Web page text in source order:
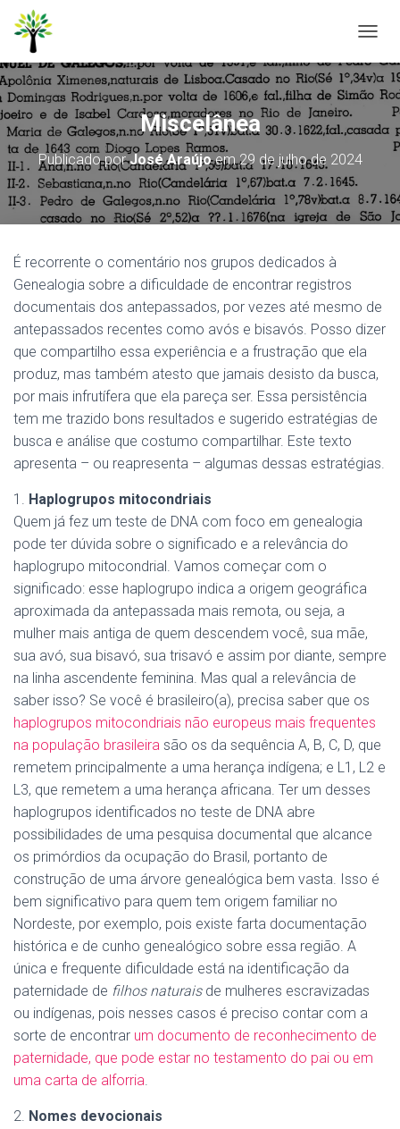
L
T
E
N
A
V
Ã
Miscelânea
Publicado porJosé Araújoem29 de julho de 2024
É recorrente o comentário nos grupos dedicados à
Genealogia sobre a dificuldade de encontrar registros
documentais dos antepassados, por vezes até mesmo de
antepassados recentes como avós e bisavós. Posso dizer
que compartilho essa experiência e a frustração que ela
produz, mas também atesto que jamais desisto da busca,
por mais infrutífera que ela pareça ser. Essa persistência
tem me trazido bons resultados e sugerido estratégias de
busca e análise que costumo compartilhar. Este texto
apresenta – ou reapresenta – algumas dessas estratégias.
1. Haplogrupos mitocondriais
Quem já fez um teste de DNA com foco em genealogia
pode ter dúvida sobre o significado e a relevância do
haplogrupo mitocondrial. Vamos começar com o
significado: esse haplogrupo indica a origem geográfica
aproximada da antepassada mais remota, ou seja, a
mulher mais antiga de quem descendem você, sua mãe,
sua avó, sua bisavó, sua trisavó e assim por diante, sempre
na linha ascendente feminina. Mas qual a relevância de
saber isso? Se você é brasileiro(a), precisa saber que os
haplogrupos mitocondriais não europeus mais frequentes
na população brasileira são os da sequência A, B, C, D, que
remetem principalmente a uma herança indígena; e L1, L2 e
L3, que remetem a uma herança africana. Ter um desses
haplogrupos identificados no teste de DNA abre
possibilidades de uma pesquisa documental que alcance
os primórdios da ocupação do Brasil, portanto de
construção de uma árvore genealógica bem vasta. Isso é
bem significativo para quem tem origem familiar no
Nordeste, por exemplo, pois existe farta documentação
histórica e de cunho genealógico sobre essa região. A
única e frequente dificuldade está na identificação da
paternidade de filhos naturaisde mulheres escravizadas
ou indígenas, pois nesses casos é preciso contar com a
sorte de encontrar um documento de reconhecimento de
paternidade, que pode estar no testamento do pai ou em
uma carta de alforria.
2. Nomes devocionais